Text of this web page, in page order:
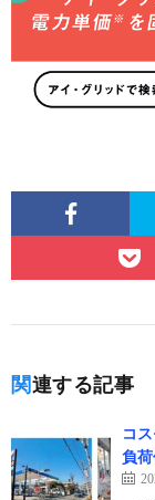
関連する記事
コ
負